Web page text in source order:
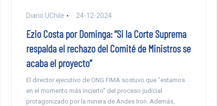
Diario UChile 24-12-2024
Ezio Costa por Dominga: “Si la Corte Suprema
respalda el rechazo del Comité de Ministros se
acaba el proyecto”
El director ejecutivo de ONG FIMA sostuvo que “estamos
en el momento más incierto” del proceso judicial
protagonizado por la minera de Andes Iron. Además,